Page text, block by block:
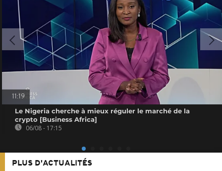
11:19
Le Nigeria cherche à mieux réguler le marché de la
crypto [Business Africa]
06/08 - 17:15
PLUS D'ACTUALITÉS